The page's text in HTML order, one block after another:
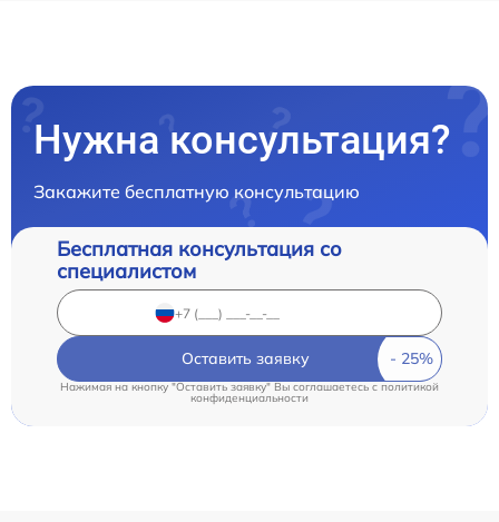
Нужна консультация?
Закажите бесплатную консультацию
Бесплатная консультация со
специалистом
Оставить заявку
Нажимая на кнопку "Оставить заявку" Вы соглашаетесь cполитикой
конфиденциальности